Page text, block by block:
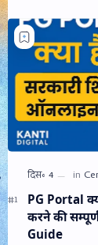
PG Portal
करने की
Guide